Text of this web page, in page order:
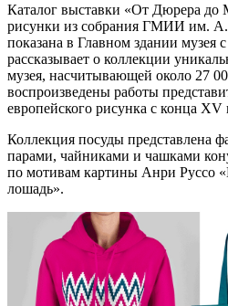
Каталог выставки «От Дюрера до
рисунки из собрания ГМИИ им.
показана в Главном здании музея
рассказывает о коллекции
музея, насчитывающей около 27
воспроизведены работы
европейского рисунка с конца XV
Коллекция посуды представлена
парами, чайниками и чашками
по мотивам картины Анри Руссо
лошадь».